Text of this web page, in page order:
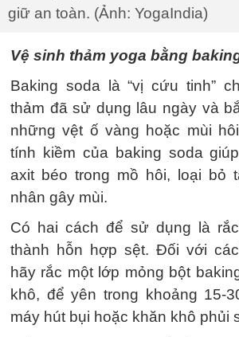
giữ an toàn. (Ảnh: YogaIndia)
Vệ sinh thảm yoga bằng
Baking soda là “vị cứu tinh”
thảm đã sử dụng lâu ngày và
những vệt ố vàng hoặc mùi
tính kiềm của baking soda
axit béo trong mồ hôi, loại bỏ
nhân gây mùi.
Có hai cách để sử dụng là
thành hỗn hợp sệt. Đối với
hãy rắc một lớp mỏng bột
khô, để yên trong khoảng 15-
máy hút bụi hoặc khăn khô phủi